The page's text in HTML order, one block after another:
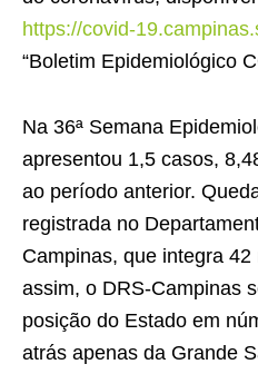
https://covid-
“Boletim Epidemiológico
Na 36ª Semana
apresentou 1,5 casos,
ao período anterior.
registrada no
Campinas, que integra
assim, o DRS-Campinas
posição do Estado em
atrás apenas da Grande